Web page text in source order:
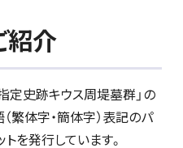
紹介
定史跡キウス周堤墓群」の
繁体字・簡体字）表記のパ
トを発行しています。